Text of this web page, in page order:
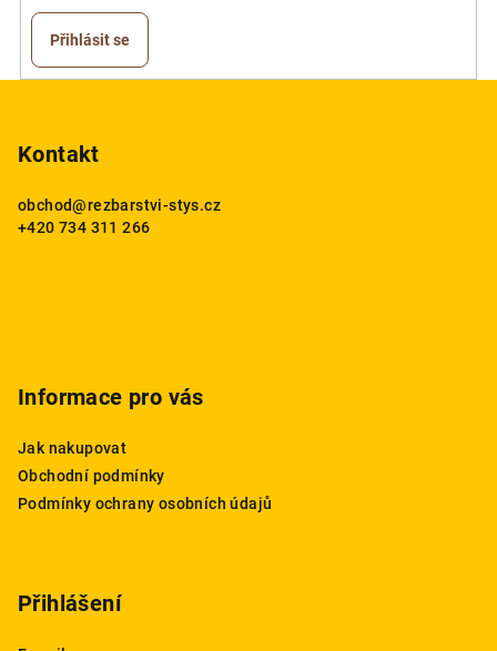
Přihlásit se
Kontakt
obchod@rezbarstvi-stys.cz
+420 734 311 266
Informace pro vás
Jak nakupovat
Obchodní podmínky
Podmínky ochrany osobních údajů
Přihlášení